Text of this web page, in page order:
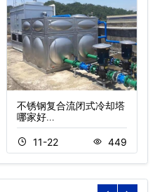
不锈钢复合流闭式冷却塔
哪家好…
11-22 449